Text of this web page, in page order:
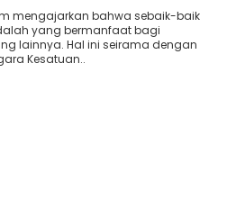
mengajarkan bahwa sebaik-baik
yang bermanfaat bagi
lainnya. Hal ini seirama dengan
Kesatuan..